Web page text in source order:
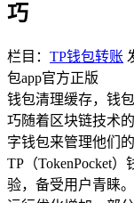
巧
栏目： TP钱包转账
包app官方正版
钱包清理缓存，钱
巧随着区块链技术
字钱包来管理他们
TP（TokenPocket
验，备受用户青睐